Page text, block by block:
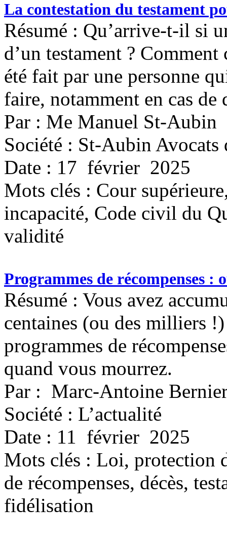
La contestation du testament
Résumé : Qu’arrive-t-il si
d’un testament ?
été fait par une personne
faire, notamment en cas
Par : Me Manuel St-Aubin
Société : St-Aubin
Date : 17 février 2025
Mots clés : Cour
incapacité, Code civil du
validité
Programmes de récompenses :
Résumé : Vous avez
centaines (ou des milliers
programmes de
quand vous mourrez.
Par : Marc-Antoine
Société : L’actualité
Date : 11 février 2025
Mots clés : Loi, protection
de récompenses, décès,
fidélisation